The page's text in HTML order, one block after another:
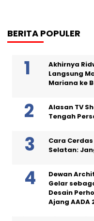
BERITA POPULER
Akhirnya
Langsung
Mariana ke
Alasan TV
Tengah
Cara
Selatan:
Dewan
Gelar
Desain
Ajang AADA